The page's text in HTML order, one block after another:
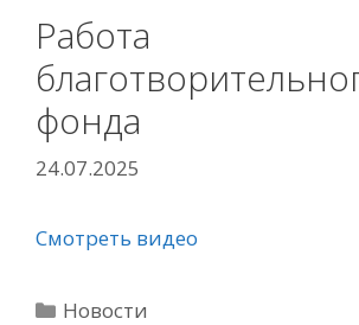
Работа
фонда
24.07.2025
Смотреть видео
Рубрики
Новости